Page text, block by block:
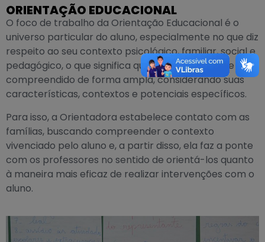
ORIENTAÇÃO EDUCACIONAL
O foco de trabalho da Orientação Educacional é o
universo particular do aluno, especialmente no que diz
respeito ao seu contexto psicológico, familiar, social e
pedagógico, o que significa que ele é percebido e
compreendido de forma ampla, considerando suas
características, contextos e potenciais específicos.
Para isso, a Orientadora estabelece contato com as
famílias, buscando compreender o contexto
vivenciado pelo aluno e, a partir disso, ela faz a ponte
com os professores no sentido de orientá-los quanto
à maneira mais eficaz de realizar intervenções com o
aluno.